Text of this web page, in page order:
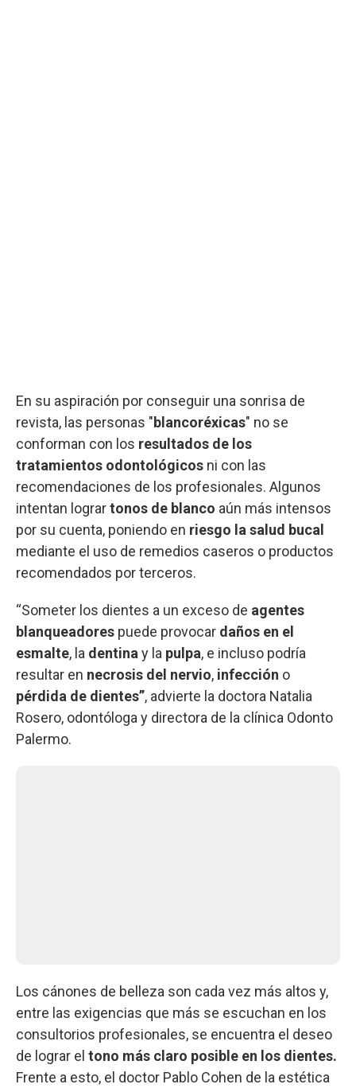
En su aspiración por conseguir una sonrisa de
revista, las personas "blancoréxicas" no se
conforman con los resultados de los
tratamientos odontológicos ni con las
recomendaciones de los profesionales. Algunos
intentan logrartonos de blanco aún más intensos
por su cuenta, poniendo en riesgo la salud bucal
mediante el uso de remedios caseros o productos
recomendados por terceros.
“Someter los dientes a un exceso de agentes
blanqueadores puede provocar daños en el
esmalte, la dentina y la pulpa, e incluso podría
resultar en necrosis del nervio, infección o
pérdida de dientes”, advierte la doctora Natalia
Rosero, odontóloga y directora de la clínica Odonto
Palermo.
Los cánones de belleza son cada vez más altos y,
entre las exigencias que más se escuchan en los
consultorios profesionales, se encuentra el deseo
de lograr el tono más claro posible en los dientes.
Frente a esto, el doctor Pablo Cohen de la estética